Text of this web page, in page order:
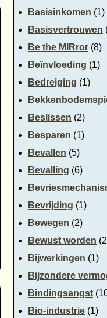
Basisinkomen (1)
Basisvertrouwen
Be the MIRror(8)
Beïnvloeding (1)
Bedreiging (1)
Beslissen (2)
Besparen (1)
Bevallen (5)
Bevalling (6)
Bevrijding (1)
Bewegen (2)
Bewust worden
Bijwerkingen (1)
Bijzondere
Bindingsangst
Bio-industrie(1)